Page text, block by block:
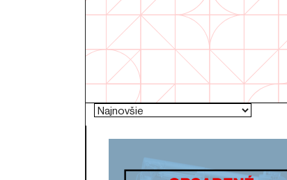
Zoradiť